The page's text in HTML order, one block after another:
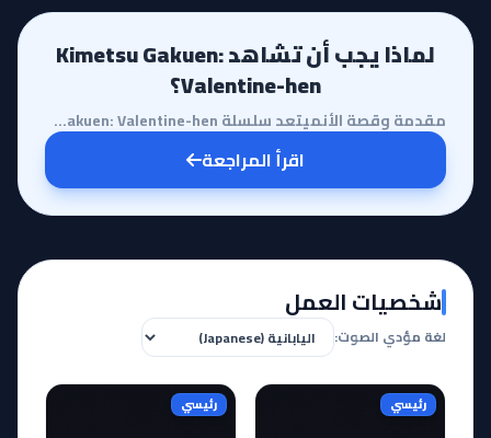
لماذا يجب أن تشاهد Kimetsu Gakuen:
Valentine-hen؟
مقدمة وقصة الأنميتعد سلسلة Kimetsu Gakuen: Valentine-hen بمثابة استراحة ترفيهية خفيفة وممتعة من عالم...
اقرأ المراجعة
شخصيات العمل
لغة مؤدي الصوت:
رئيسي رئيسي